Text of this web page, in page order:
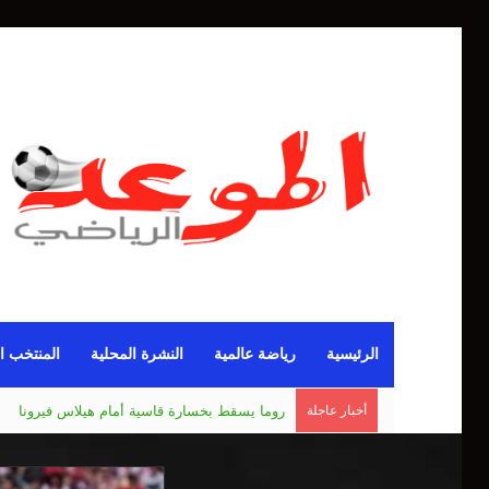
الرئيسية رياضة عالمية النشرة المحلية المنتخب
أخبار عاجلة مانشستر يونايتد يقدم أسوأ نسخة منذ 38 عاما